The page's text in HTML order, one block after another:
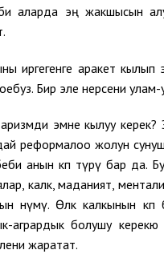
аларда эң жакшысын
иргегенге аракет
Бир эле нерсени
эмне кылуу
реформалоо жолун
анын көп түрү бар
калк, маданият,
өнүмү. Өлкө калкынын
агрардык болушу
жаратат.